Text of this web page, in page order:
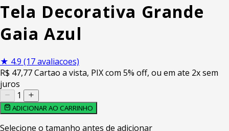
Tela Decorativa Grande
Gaia Azul
★ 4.9 (17 avaliacoes)
R$ 47,77Cartao a vista, PIX com 5% off, ou em ate 2x sem
juros
1
ADICIONAR AO CARRINHO
Selecione o tamanho antes de adicionar